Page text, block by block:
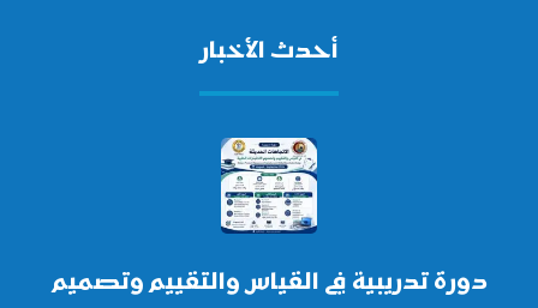
أحدث الأخبار
دورة تدريبية في القياس والتقييم وتصميم